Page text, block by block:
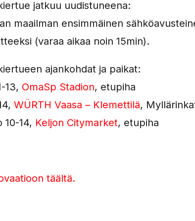
jatkuu uudistuneena:
maailman ensimmäinen
(varaa aikaa noin 15min).
ajankohdat ja paikat:
13, OmaSp Stadion, etupiha
WÜRTH Vaasa – Klemettilä,
14, Keljon Citymarket, etupiha
täältä.